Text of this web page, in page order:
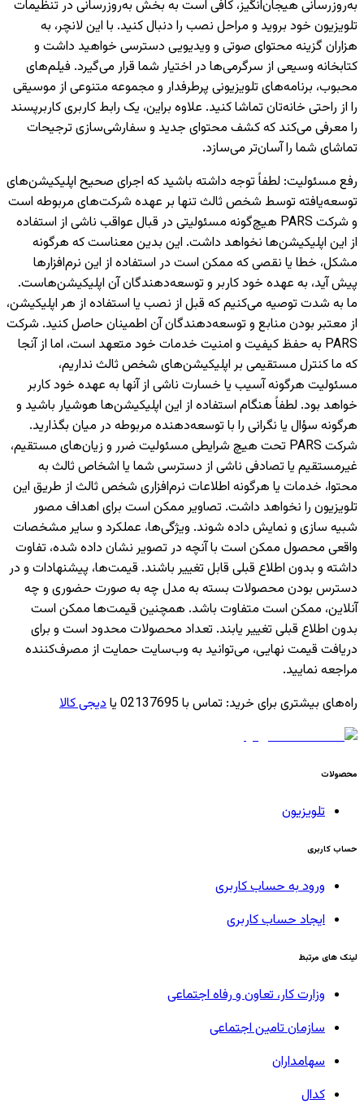
به‌روزرسانی هیجان‌انگیز، کافی است به بخش به‌روزرسانی در تنظیمات
تلویزیون خود بروید و مراحل نصب را دنبال کنید. با این لانچر، به
هزاران گزینه محتوای صوتی و ویدیویی دسترسی خواهید داشت و
کتابخانه وسیعی از سرگرمی‌ها در اختیار شما قرار می‌گیرد. فیلم‌های
محبوب، برنامه‌های تلویزیونی پرطرفدار و مجموعه متنوعی از موسیقی
را از راحتی خانه‌تان تماشا کنید. علاوه براین، یک رابط کاربری کاربرپسند
را معرفی می‌کند که کشف محتوای جدید و سفارشی‌سازی ترجیحات
تماشای شما را آسان‌تر می‌سازد.
رفع مسئولیت: لطفاً توجه داشته باشید که اجرای صحیح اپلیکیشن‌های
توسعه‌یافته توسط شخص ثالث تنها بر عهده شرکت‌های مربوطه است
و شرکت PARS هیچ‌گونه مسئولیتی در قبال عواقب ناشی از استفاده
از این اپلیکیشن‌ها نخواهد داشت. این بدین معناست که هرگونه
مشکل، خطا یا نقصی که ممکن است در استفاده از این نرم‌افزارها
پیش آید، به عهده خود کاربر و توسعه‌دهندگان آن اپلیکیشن‌هاست.
ما به شدت توصیه می‌کنیم که قبل از نصب یا استفاده از هر اپلیکیشن،
از معتبر بودن منابع و توسعه‌دهندگان آن اطمینان حاصل کنید. شرکت
PARS به حفظ کیفیت و امنیت خدمات خود متعهد است، اما از آنجا
که ما کنترل مستقیمی بر اپلیکیشن‌های شخص ثالث نداریم،
مسئولیت هرگونه آسیب یا خسارت ناشی از آنها به عهده خود کاربر
خواهد بود. لطفاً هنگام استفاده از این اپلیکیشن‌ها هوشیار باشید و
هرگونه سؤال یا نگرانی را با توسعه‌دهنده مربوطه در میان بگذارید.
شرکت PARS تحت هیچ شرایطی مسئولیت ضرر و زیان‌های مستقیم،
غیرمستقیم یا تصادفی ناشی از دسترسی شما یا اشخاص ثالث به
محتوا، خدمات یا هرگونه اطلاعات نرم‌افزاری شخص ثالث از طریق این
تلویزیون را نخواهد داشت. تصاویر ممکن است برای اهداف مصور
شبیه سازی و نمایش داده شوند. ویژگی‌ها، عملکرد و سایر مشخصات
واقعی محصول ممکن است با آنچه در تصویر نشان داده شده، تفاوت
داشته و بدون اطلاع قبلی قابل تغییر باشند. قیمت‌ها، پیشنهادات و در
دسترس بودن محصولات بسته به مدل چه به صورت حضوری و چه
آنلاین، ممکن است متفاوت باشد. همچنین قیمت‌ها ممکن است
بدون اطلاع قبلی تغییر یابند. تعداد محصولات محدود است و برای
دریافت قیمت نهایی، می‌توانید به وب‌سایت حمایت از مصرف‌کننده
مراجعه نمایید.
راه‌های بیشتری برای خرید: تماس با 02137695 یا دیجی کالا
محصولات
تلویزیون
حساب کاربری
ورود به حساب کاربری
ایجاد حساب کاربری
لینک های مرتبط
وزارت کار، تعاون و رفاه اجتماعی
سازمان تامین اجتماعی
سهامداران
کدال